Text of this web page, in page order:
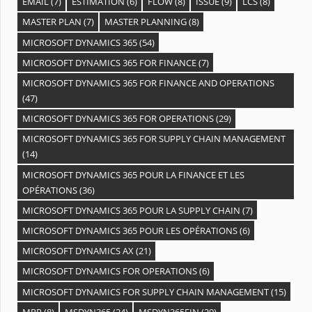
MASTER PLAN (7) MASTER PLANNING(8)
MICROSOFT DYNAMICS 365(54)
MICROSOFT DYNAMICS 365 FOR FINANCE(7)
MICROSOFT DYNAMICS 365 FOR FINANCE AND OPERATIONS
(47)
MICROSOFT DYNAMICS 365 FOR OPERATIONS(29)
MICROSOFT DYNAMICS 365 FOR SUPPLY CHAIN MANAGEMENT
(14)
MICROSOFT DYNAMICS 365 POUR LA FINANCE ET LES
OPÉRATIONS(36)
MICROSOFT DYNAMICS 365 POUR LA SUPPLY CHAIN (7)
MICROSOFT DYNAMICS 365 POUR LES OPÉRATIONS(6)
MICROSOFT DYNAMICS AX(21)
MICROSOFT DYNAMICS FOR OPERATIONS(6)
MICROSOFT DYNAMICS FOR SUPPLY CHAIN MANAGEMENT(15)